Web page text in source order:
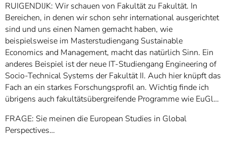
RUIGENDIJK: Wir schauen von Fakultät zu Fakultät. In
Bereichen, in denen wir schon sehr international ausgerichtet
sind und uns einen Namen gemacht haben, wie
beispielsweise im Masterstudiengang Sustainable
Economics and Management, macht das natürlich Sinn. Ein
anderes Beispiel ist der neue IT-Studiengang Engineering of
Socio-Technical Systems der Fakultät II. Auch hier knüpft das
Fach an ein starkes Forschungsprofil an. Wichtig finde ich
übrigens auch fakultätsübergreifende Programme wie EuGl…
FRAGE: Sie meinen die European Studies in Global
Perspectives…